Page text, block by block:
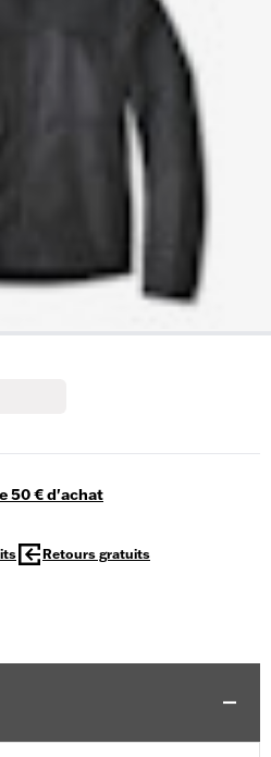
50 € d'achat
Retours gratuits